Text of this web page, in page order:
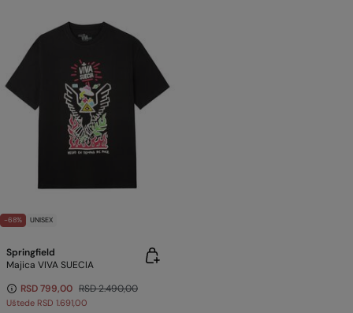
-68% UNISEX
Springfield
Majica VIVA SUECIA
RSD 799,00 RSD 2.490,00
Uštede RSD 1.691,00